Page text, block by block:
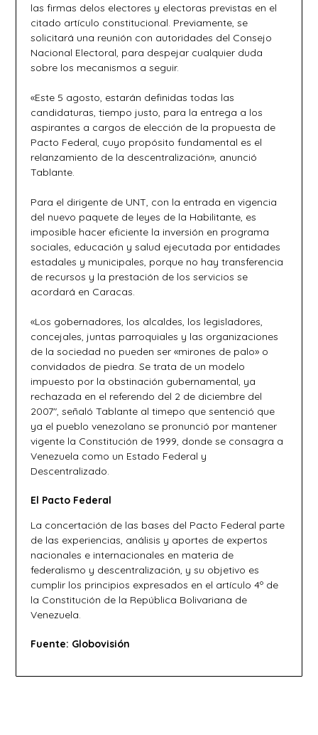
las firmas delos electores y electoras previstas en el
citado artículo constitucional. Previamente, se
solicitará una reunión con autoridades del Consejo
Nacional Electoral, para despejar cualquier duda
sobre los mecanismos a seguir.
«Este 5 agosto, estarán definidas todas las
candidaturas, tiempo justo, para la entrega a los
aspirantes a cargos de elección de la propuesta de
Pacto Federal, cuyo propósito fundamental es el
relanzamiento de la descentralización», anunció
Tablante.
Para el dirigente de UNT, con la entrada en vigencia
del nuevo paquete de leyes de la Habilitante, es
imposible hacer eficiente la inversión en programa
sociales, educación y salud ejecutada por entidades
estadales y municipales, porque no hay transferencia
de recursos y la prestación de los servicios se
acordará en Caracas.
«Los gobernadores, los alcaldes, los legisladores,
concejales, juntas parroquiales y las organizaciones
de la sociedad no pueden ser «mirones de palo» o
convidados de piedra. Se trata de un modelo
impuesto por la obstinación gubernamental, ya
rechazada en el referendo del 2 de diciembre del
2007″, señaló Tablante al timepo que sentenció que
ya el pueblo venezolano se pronunció por mantener
vigente la Constitución de 1999, donde se consagra a
Venezuela como un Estado Federal y
Descentralizado.
El Pacto Federal
La concertación de las bases del Pacto Federal parte
de las experiencias, análisis y aportes de expertos
nacionales e internacionales en materia de
federalismo y descentralización, y su objetivo es
cumplir los principios expresados en el artículo 4º de
la Constitución de la República Bolivariana de
Venezuela.
Fuente: Globovisión